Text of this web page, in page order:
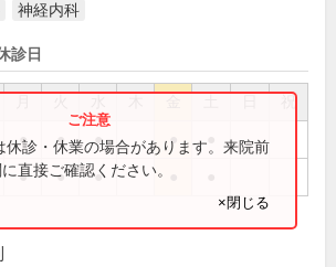
神経内科
診日
祝
● ● ● ●
● ● ●
休診・休業の場合があります。来院前
直接ご確認ください。
×閉じる